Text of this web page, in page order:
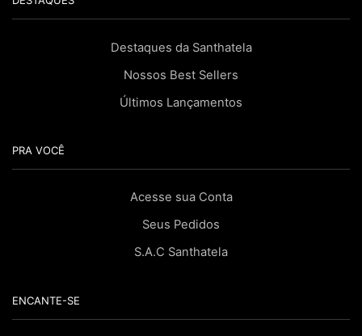
Destaques da Santhatela
Nossos Best Sellers
Últimos Lançamentos
PRA VOCÊ
Acesse sua Conta
Seus Pedidos
S.A.C Santhatela
ENCANTE-SE